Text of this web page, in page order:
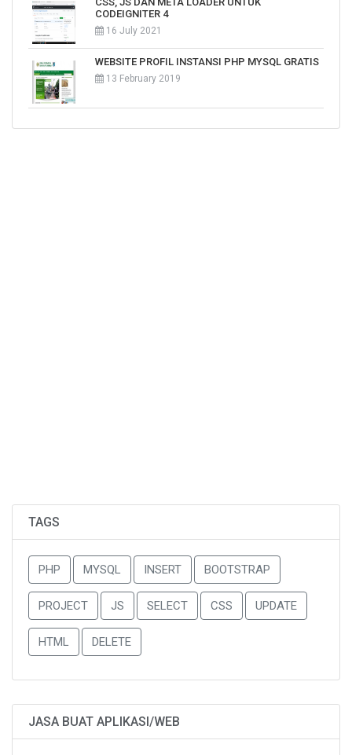
CODEIGNITER 4
16 July 2021
WEBSITE PROFIL INSTANSI PHP MYSQL GRATIS
13 February 2019
TAGS
PHP MYSQL INSERT BOOTSTRAP
PROJECT JS SELECT CSS UPDATE
HTML DELETE
JASA BUAT APLIKASI/WEB